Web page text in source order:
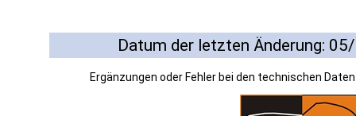
Datum der letzten Änderung:
Ergänzungen oder Fehler bei den technischen